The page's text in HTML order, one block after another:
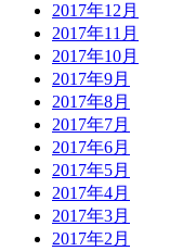
2017年12月
2017年11月
2017年10月
2017年9月
2017年8月
2017年7月
2017年6月
2017年5月
2017年4月
2017年3月
2017年2月